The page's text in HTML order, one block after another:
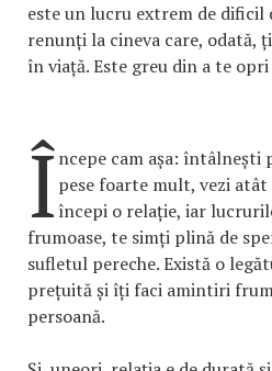
este un lucru extrem de dificil
renunți la cineva care, odată,
în viață. Este greu din a te
Începe cam așa: întâlnești
pese foarte mult, vezi
începi o relație, iar
frumoase, te simți plină de
sufletul pereche. Există o
prețuită și îți faci amintiri
persoană.